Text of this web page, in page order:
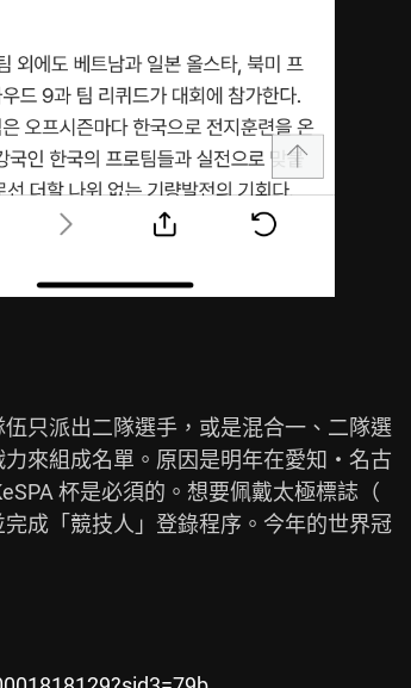
只派出二隊選手，或是混合一、二隊選
來組成名單。原因是明年在愛知・名古
杯是必須的。想要佩戴太極標誌（
成「競技人」登錄程序。今年的世界冠